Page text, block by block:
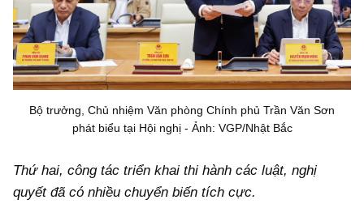
Bộ trưởng, Chủ nhiệm Văn phòng Chính phủ Trần Văn Sơn
phát biểu tại Hội nghị - Ảnh: VGP/Nhật Bắc
Thứ hai, công tác triển khai thi hành các luật, nghị
quyết đã có nhiều chuyển biến tích cực.